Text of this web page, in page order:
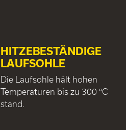
HITZEBESTÄNDIGE
LAUFSOHLE
Die Laufsohle hält hohen
Temperaturen bis zu 300 °C
stand.